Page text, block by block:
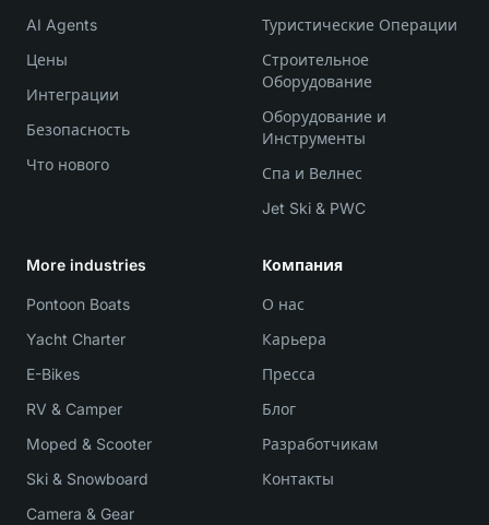
AI Agents
Цены
Интеграции
Безопасность
Что нового
Туристические Операции
Строительное
Оборудование
Оборудование и
Инструменты
Спа и Велнес
Jet Ski & PWC
More industries
Pontoon Boats
Yacht Charter
E-Bikes
RV & Camper
Moped & Scooter
Ski & Snowboard
Camera & Gear
Компания
О нас
Карьера
Пресса
Блог
Разработчикам
Контакты